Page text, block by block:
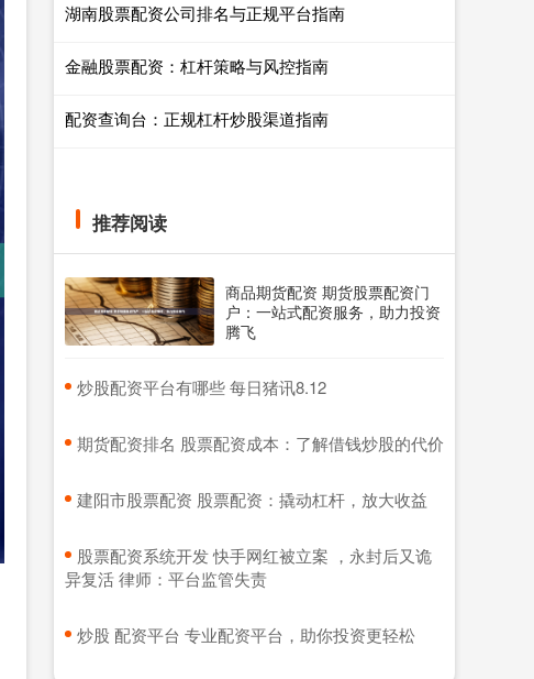
湖南股票配资公司排名与正规平台指南
金融股票配资：杠杆策略与风控指南
配资查询台：正规杠杆炒股渠道指南
推荐阅读
商品期货配资 期货股票配资门
户：一站式配资服务，助力投资
腾飞
​炒股配资平台有哪些 每日猪讯8.12
​期货配资排名 股票配资成本：了解借钱炒股的代价
​建阳市股票配资 股票配资：撬动杠杆，放大收益
​股票配资系统开发 快手网红被立案 ，永封后又诡
异复活 律师：平台监管失责
​炒股 配资平台 专业配资平台，助你投资更轻松